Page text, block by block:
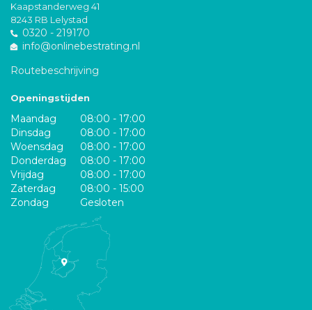
Kaapstanderweg 41
8243 RB Lelystad
0320 - 219170
info@onlinebestrating.nl
Routebeschrijving
Openingstijden
Maandag
08:00 - 17:00
Dinsdag
08:00 - 17:00
Woensdag
08:00 - 17:00
Donderdag
08:00 - 17:00
Vrijdag
08:00 - 17:00
Zaterdag
08:00 - 15:00
Zondag
Gesloten